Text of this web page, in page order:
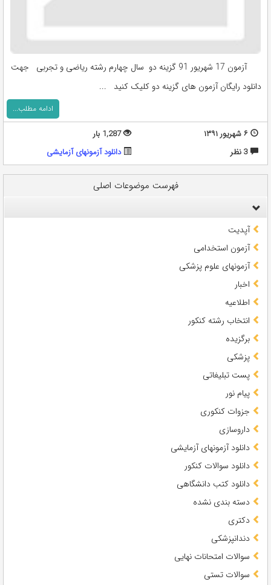
آزمون 17 شهریور 91 گزینه دو سال چهارم رشته ریاضی و تجربی جهت
دانلود رایگان آزمون های گزینه دو کلیک کنید ...
ادامه مطلب...
۶ شهریور ۱۳۹۱
1,287 بار
3 نظر
دانلود آزمونهای آزمایشی
فهرست موضوعات اصلی
آپدیت
آزمون استخدامی
آزمونهای علوم پزشکی
اخبار
اطلاعیه
انتخاب رشته کنکور
برگزیده
پزشکی
پست تبلیغاتی
پیام نور
جزوات کنکوری
داروسازی
دانلود آزمونهای آزمایشی
دانلود سوالات کنکور
دانلود کتب دانشگاهی
دسته بندی نشده
دکتری
دندانپزشکی
سوالات امتحانات نهایی
سوالات تستی